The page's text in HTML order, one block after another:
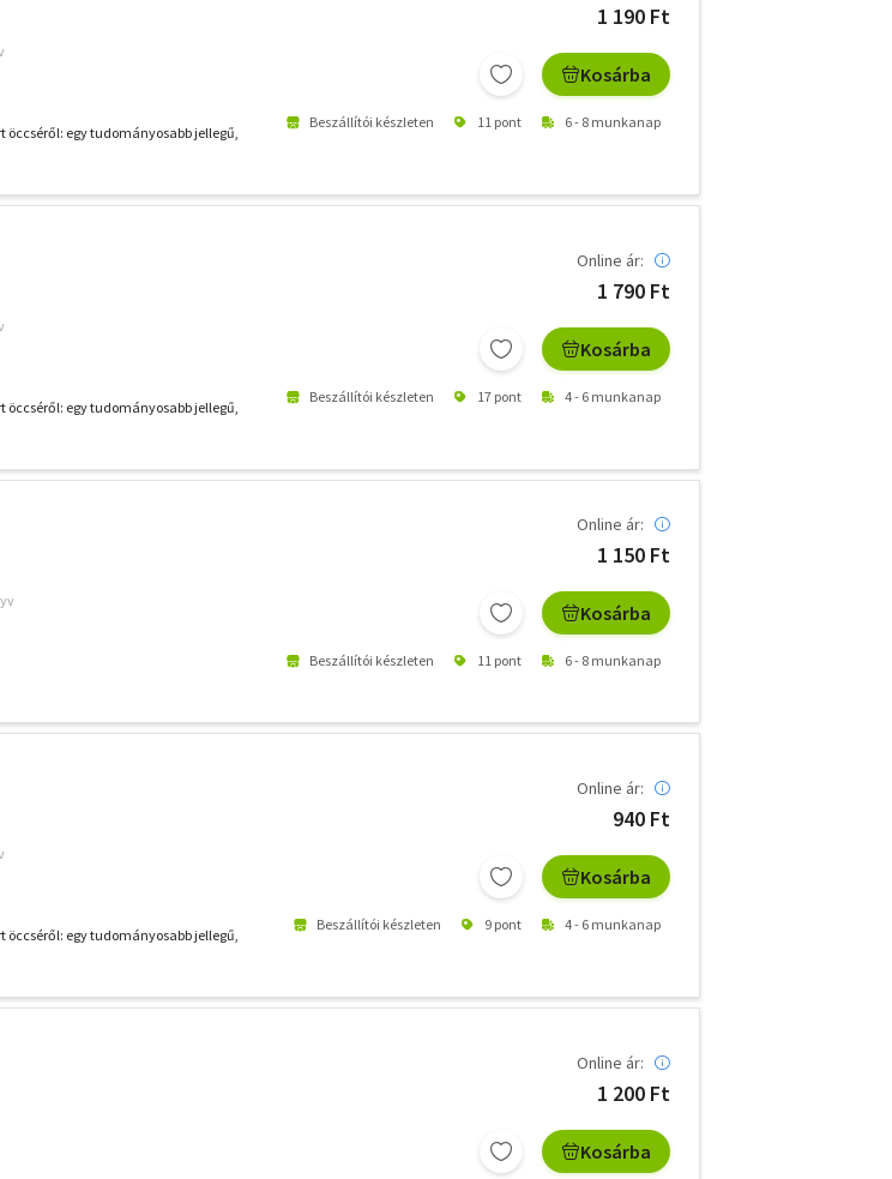
öccséről: egy tudományosabb jellegű,
1 190 Ft
Kosárba
Beszállítói készleten 11 pont 6 - 8 munkanap
öccséről: egy tudományosabb jellegű,
Online ár:
1 790 Ft
Kosárba
Beszállítói készleten 17 pont 4 - 6 munkanap
Online ár:
1 150 Ft
Kosárba
Beszállítói készleten 11 pont 6 - 8 munkanap
öccséről: egy tudományosabb jellegű,
Online ár:
940 Ft
Kosárba
Beszállítói készleten 9 pont 4 - 6 munkanap
Online ár:
1 200 Ft
Kosárba